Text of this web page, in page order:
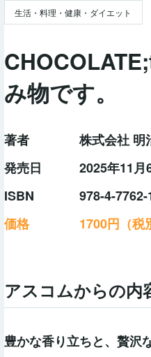
生活・料理・健康・ダイエット
み物です。
著者
株式会社 明
発売日
2025年11月
ISBN
978-4-
価格
1700円（税
アスコムからの内
豊かな香り立ちと、贅沢